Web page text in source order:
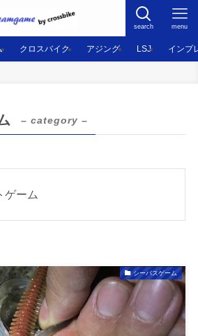
search menu
クロスバイク アジング LSJ インプ
– category –
ゲーム
シーバスゲーム